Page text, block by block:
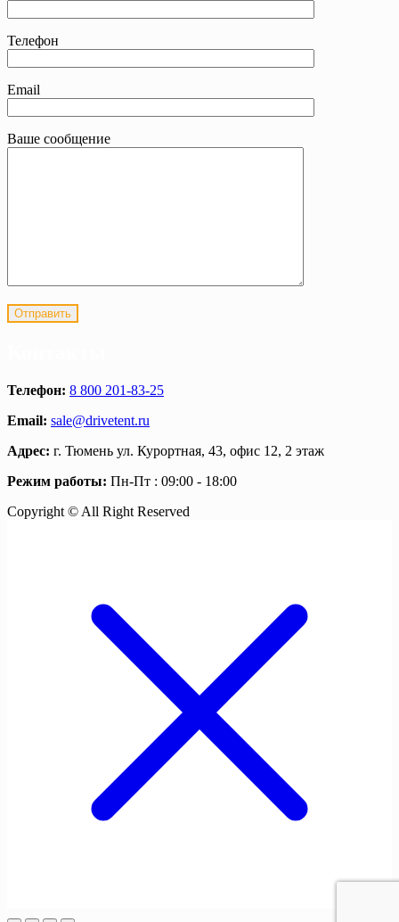
Телефон
Email
Ваше сообщение
Телефон: 8 800 201-83-25
Email: sale@drivetent.ru
Адрес: г. Тюмень ул. Курортная, 43, офис 12, 2 этаж
Режим работы: Пн-Пт : 09:00 - 18:00
Copyright © All Right Reserved